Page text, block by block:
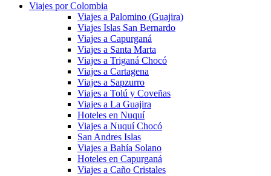
Viajes por Colombia
Viajes a Palomino (Guajira)
Viajes Islas San Bernardo
Viajes a Capurganá
Viajes a Santa Marta
Viajes a Triganá Chocó
Viajes a Cartagena
Viajes a Sapzurro
Viajes a Tolú y Coveñas
Viajes a La Guajira
Hoteles en Nuquí
Viajes a Nuquí Chocó
San Andres Islas
Viajes a Bahía Solano
Hoteles en Capurganá
Viajes a Caño Cristales